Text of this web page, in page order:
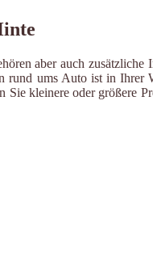
aber auch
rund ums Auto ist in Ihrer
Sie kleinere oder